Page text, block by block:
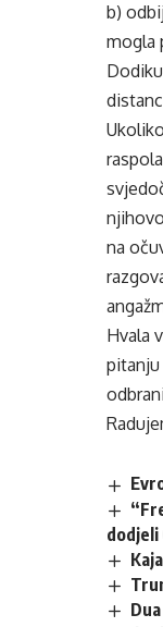
b)
mogla
na
Hvala
pitanju
dodjeli